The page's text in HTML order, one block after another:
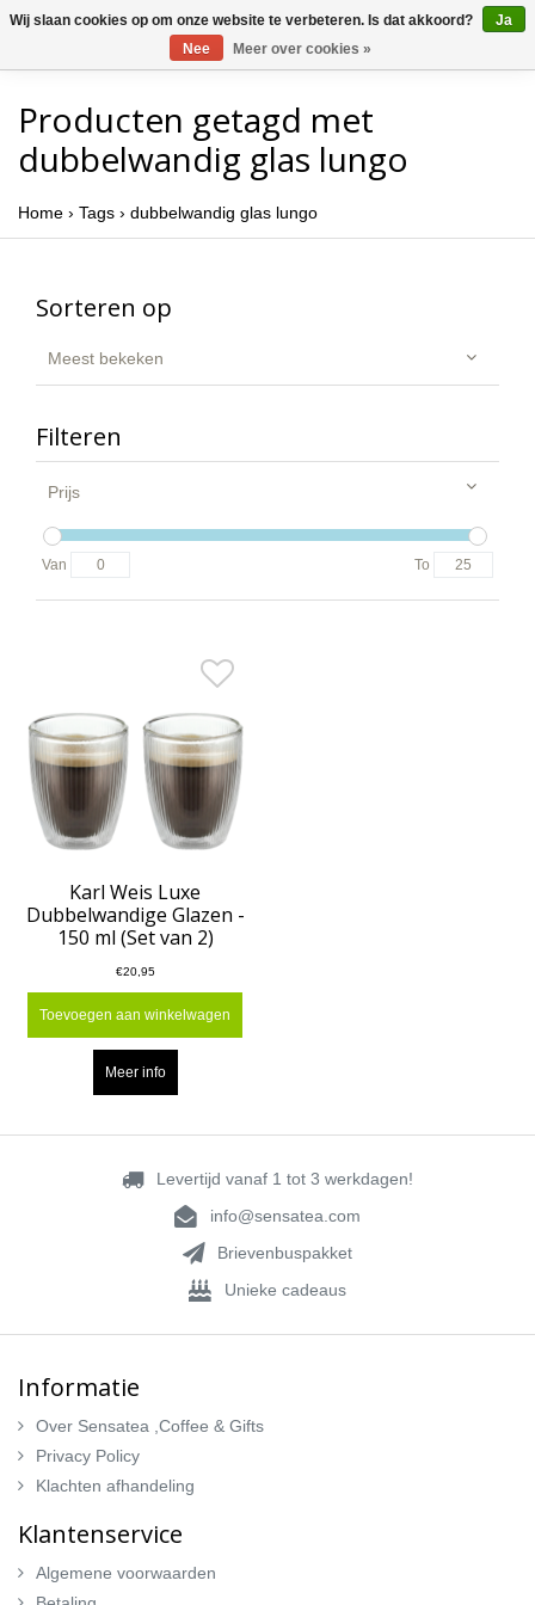
Producten getagd met
dubbelwandig glas lungo
Home › Tags › dubbelwandig glas lungo
Sorteren op
Meest bekeken
Filteren
Prijs
Van To
Karl Weis Luxe
Dubbelwandige Glazen -
150 ml (Set van 2)
€20,95
Toevoegen aan winkelwagen
Meer info
Levertijd vanaf 1 tot 3 werkdagen!
info@sensatea.com
Brievenbuspakket
Unieke cadeaus
Informatie
Over Sensatea ,Coffee & Gifts
Privacy Policy
Klachten afhandeling
Klantenservice
Algemene voorwaarden
Wij slaan cookies op om onze website te verbeteren. Is dat akkoord?
Ja
Nee
Meer over cookies »